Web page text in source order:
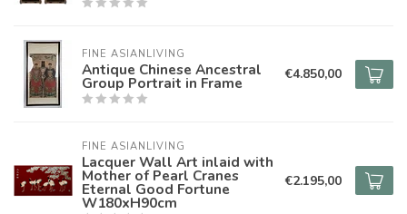
FINE ASIANLIVING
Antique Chinese Ancestral
Group Portrait in Frame €4.850,00
FINE ASIANLIVING
Lacquer Wall Art inlaid with
Mother of Pearl Cranes
Eternal Good Fortune
W180xH90cm
€2.195,00